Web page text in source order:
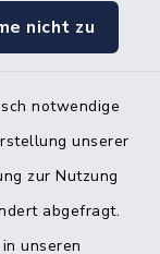
nicht zu
notwendige
unserer
zur Nutzung
abgefragt.
unseren